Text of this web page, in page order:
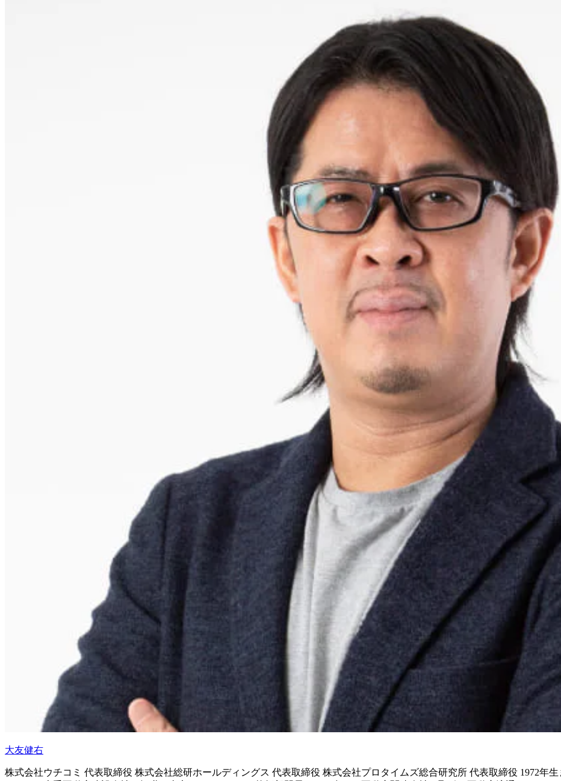
大友健右
株式会社ウチコミ 代表取締役 株式会社総研ホールディングス 代表取締役 株式会社プロタイムズ総合研究所 代表取締役 1972年